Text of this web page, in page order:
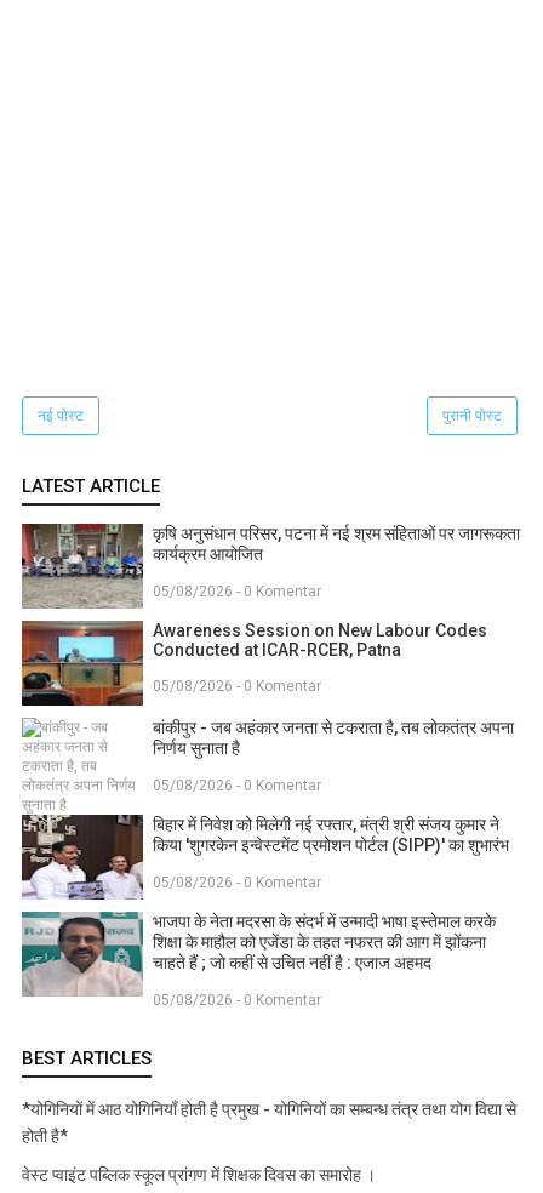
नई पोस्ट पुरानी पोस्ट
LATEST ARTICLE
कृषि अनुसंधान परिसर, पटना में नई श्रम संहिताओं पर जागरूकता
कार्यक्रम आयोजित
05/08/2026 - 0 Komentar
Awareness Session on New Labour Codes
Conducted at ICAR-RCER, Patna
05/08/2026 - 0 Komentar
बांकीपुर - जब अहंकार जनता से टकराता है, तब लोकतंत्र अपना
निर्णय सुनाता है
05/08/2026 - 0 Komentar
बिहार में निवेश को मिलेगी नई रफ्तार, मंत्री श्री संजय कुमार ने
किया 'शुगरकेन इन्वेस्टमेंट प्रमोशन पोर्टल (SIPP)' का शुभारंभ
05/08/2026 - 0 Komentar
भाजपा के नेता मदरसा के संदर्भ में उन्मादी भाषा इस्तेमाल करके
शिक्षा के माहौल को एजेंडा के तहत नफरत की आग में झोंकना
चाहते हैं ; जो कहीं से उचित नहीं है : एजाज अहमद
05/08/2026 - 0 Komentar
BEST ARTICLES
*योगिनियों में आठ योगिनियाँ होती है प्रमुख - योगिनियों का सम्बन्ध तंत्र तथा योग विद्या से
होती है*
वेस्ट प्वाइंट पब्लिक स्कूल प्रांगण में शिक्षक दिवस का समारोह ।